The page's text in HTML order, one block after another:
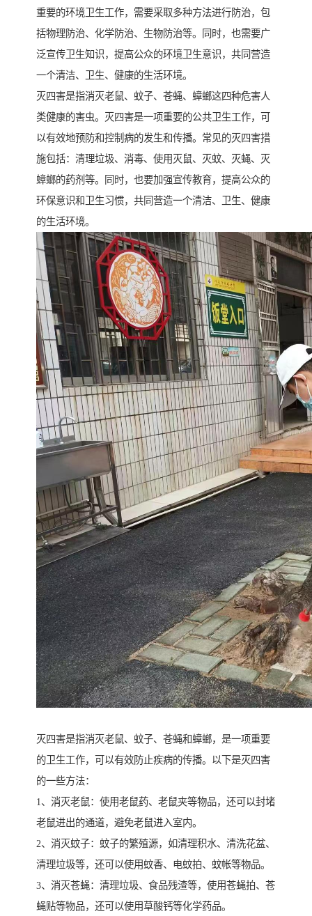
重要的环境卫生工作，需要采取多种方法进行防治，包
括物理防治、化学防治、生物防治等。同时，也需要广
泛宣传卫生知识，提高公众的环境卫生意识，共同营造
一个清洁、卫生、健康的生活环境。
灭四害是指消灭老鼠、蚊子、苍蝇、蟑螂这四种危害人
类健康的害虫。灭四害是一项重要的公共卫生工作，可
以有效地预防和控制病的发生和传播。常见的灭四害措
施包括：清理垃圾、消毒、使用灭鼠、灭蚊、灭蝇、灭
蟑螂的药剂等。同时，也要加强宣传教育，提高公众的
环保意识和卫生习惯，共同营造一个清洁、卫生、健康
的生活环境。
灭四害是指消灭老鼠、蚊子、苍蝇和蟑螂，是一项重要
的卫生工作，可以有效防止疾病的传播。以下是灭四害
的一些方法：
1、消灭老鼠：使用老鼠药、老鼠夹等物品，还可以封堵
老鼠进出的通道，避免老鼠进入室内。
2、消灭蚊子：蚊子的繁殖源，如清理积水、清洗花盆、
清理垃圾等，还可以使用蚊香、电蚊拍、蚊帐等物品。
3、消灭苍蝇：清理垃圾、食品残渣等，使用苍蝇拍、苍
蝇贴等物品，还可以使用草酸钙等化学药品。